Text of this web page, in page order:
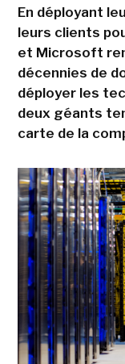
En déployant
leurs clients
et Microsoft
décennies de
déployer les
deux géants
carte de la